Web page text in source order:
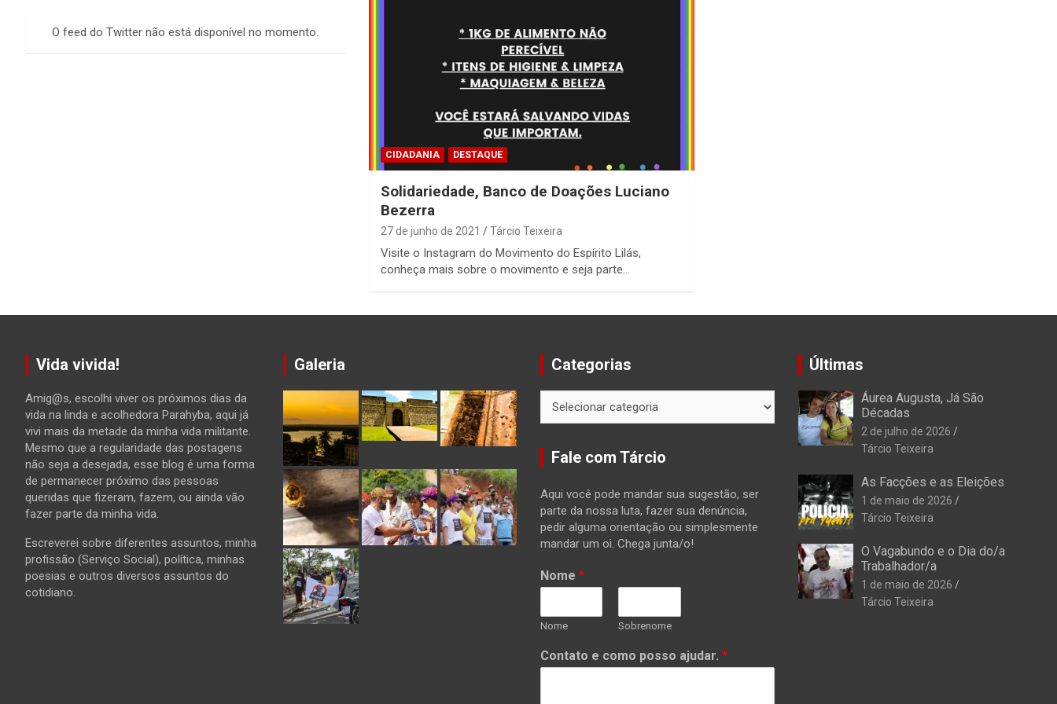
CIDADANIA DESTAQUE
Solidariedade, Banco de Doações Luciano
Bezerra
27 de junho de 2021 Tárcio Teixeira
Visite o Instagram do Movimento do Espírito Lilás,
conheça mais sobre o movimento e seja parte…
O feed do Twitter não está disponível no momento.
Vida vivida!
Amig@s, escolhi viver os próximos dias da
vida na linda e acolhedora Parahyba, aqui já
vivi mais da metade da minha vida militante.
Mesmo que a regularidade das postagens
não seja a desejada, esse blog é uma forma
de permanecer próximo das pessoas
queridas que fizeram, fazem, ou ainda vão
fazer parte da minha vida.
Escreverei sobre diferentes assuntos, minha
profissão (Serviço Social), política, minhas
poesias e outros diversos assuntos do
cotidiano.
Galeria Categorias
Fale com Tárcio
Aqui você pode mandar sua sugestão, ser
parte da nossa luta, fazer sua denúncia,
pedir alguma orientação ou simplesmente
mandar um oi. Chega junta/o!
Nome *
Nome Sobrenome
Contato e como posso ajudar. *
Últimas
Áurea Augusta, Já São
Décadas
2 de julho de 2026
Tárcio Teixeira
As Facções e as Eleições
1 de maio de 2026
Tárcio Teixeira
O Vagabundo e o Dia do/a
Trabalhador/a
1 de maio de 2026
Tárcio Teixeira